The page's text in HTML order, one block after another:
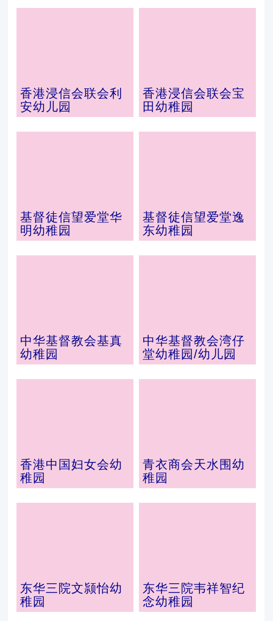
香港浸信会联会利
安幼儿园
香港浸信会联会宝
田幼稚园
基督徒信望爱堂华
明幼稚园
基督徒信望爱堂逸
东幼稚园
中华基督教会基真
幼稚园
中华基督教会湾仔
堂幼稚园/幼儿园
香港中国妇女会幼
稚园
青衣商会天水围幼
稚园
东华三院文颕怡幼
稚园
东华三院韦祥智纪
念幼稚园